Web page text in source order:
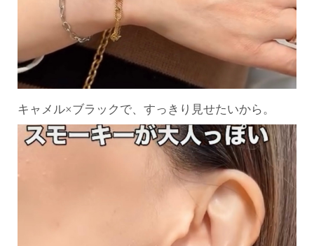
キャメル×ブラックで、すっきり見せたいから。